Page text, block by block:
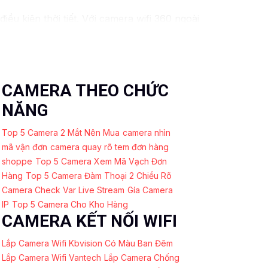
CAMERA THEO CHỨC
NĂNG
Top 5 Camera 2 Mắt Nên Mua camera nhìn
mã vận đơn camera quay rõ tem đơn hàng
shoppe Top 5 Camera Xem Mã Vạch Đơn
Hàng Top 5 Camera Đàm Thoại 2 Chiều Rõ
Camera Check Var Live Stream Gía Camera
IP Top 5 Camera Cho Kho Hàng
CAMERA KẾT NỐI WIFI
Lắp Camera Wifi Kbvision Có Màu Ban Đêm
Lắp Camera Wifi Vantech Lắp Camera Chống